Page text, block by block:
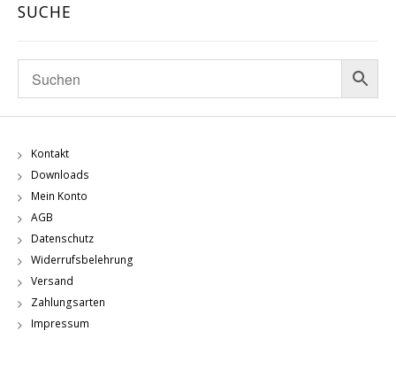
SUCHE
Kontakt
Downloads
Mein Konto
AGB
Datenschutz
Widerrufsbelehrung
Versand
Zahlungsarten
Impressum